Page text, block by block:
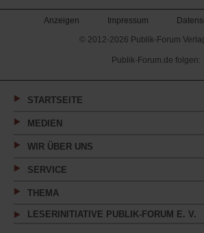
Anzeigen Impressum
© 2012-2026 Publik-Forum
Publik-Forum.de folgen:
STARTSEITE
MEDIEN
WIR ÜBER UNS
SERVICE
THEMA
LESERINITIATIVE PUBLIK-FORUM E. V.